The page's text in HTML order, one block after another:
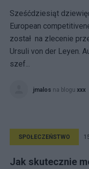
Sześćdziesiąt
European
został na zlecenie
Ursuli von der Leyen.
szef...
jmalos na blogu xxx
SPOŁECZEŃSTWO
Jak skutecznie